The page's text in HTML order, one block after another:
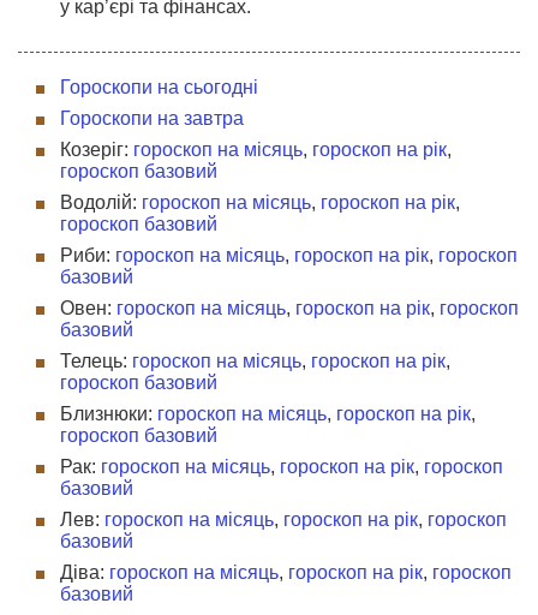
у кар’єрі та фінансах.
Гороскопи на сьогодні
Гороскопи на завтра
Козеріг: гороскоп на місяць, гороскоп на рік,
гороскоп базовий
Водолій: гороскоп на місяць, гороскоп на рік,
гороскоп базовий
Риби: гороскоп на місяць, гороскоп на рік, гороскоп
базовий
Овен: гороскоп на місяць, гороскоп на рік, гороскоп
базовий
Телець: гороскоп на місяць, гороскоп на рік,
гороскоп базовий
Близнюки: гороскоп на місяць, гороскоп на рік,
гороскоп базовий
Рак: гороскоп на місяць, гороскоп на рік, гороскоп
базовий
Лев: гороскоп на місяць, гороскоп на рік, гороскоп
базовий
Діва: гороскоп на місяць, гороскоп на рік, гороскоп
базовий